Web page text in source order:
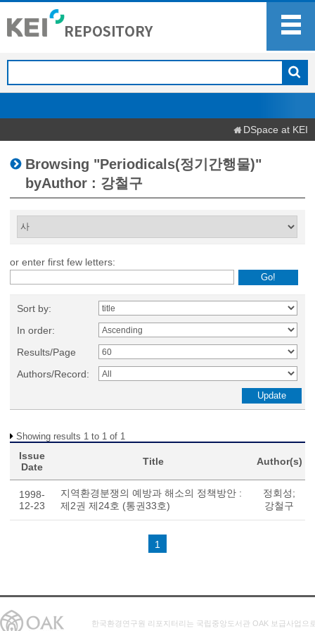
DSpace at KEI
Browsing "Periodicals(정기간행물)"
byAuthor : 강철구
or enter first few letters:
Sort by:
In order:
Results/Page
Authors/Record:
Showing results 1 to 1 of 1
Issue
Date
Title Author(s)
1998-
12-23
지역환경분쟁의 예방과 해소의 정책방안 :
제2권 제24호 (통권33호)
정회성;
강철구
1
한국환경연구원 리포지터리는 국립중앙도서관 OAK 보급사업